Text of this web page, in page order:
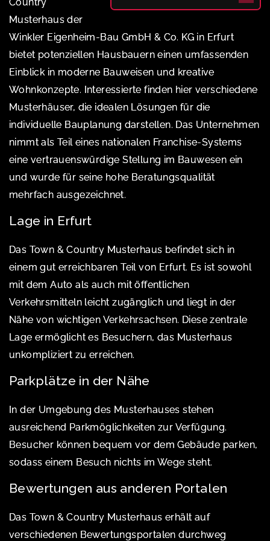
Musterhaus der
Winkler Eigenheim-Bau GmbH & Co. KG in Erfurt
bietet potenziellen Hausbauern einen umfassenden
Einblick in moderne Bauweisen und kreative
Wohnkonzepte. Interessierte finden hier verschiedene
Musterhäuser, die idealen Lösungen für die
individuelle Bauplanung darstellen. Das Unternehmen
nimmt als Teil eines nationalen Franchise-Systems
eine vertrauenswürdige Stellung im Bauwesen ein
und wurde für seine hohe Beratungsqualität
mehrfach ausgezeichnet.
Lage in Erfurt
Das Town & Country Musterhaus befindet sich in
einem gut erreichbaren Teil von Erfurt. Es ist sowohl
mit dem Auto als auch mit öffentlichen
Verkehrsmitteln leicht zugänglich und liegt in der
Nähe von wichtigen Verkehrsachsen. Diese zentrale
Lage ermöglicht es Besuchern, das Musterhaus
unkompliziert zu erreichen.
Parkplätze in der Nähe
In der Umgebung des Musterhauses stehen
ausreichend Parkmöglichkeiten zur Verfügung.
Besucher können bequem vor dem Gebäude parken,
sodass einem Besuch nichts im Wege steht.
Bewertungen aus anderen Portalen
Das Town & Country Musterhaus erhält auf
verschiedenen Bewertungsportalen durchweg